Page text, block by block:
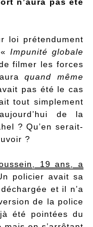
loi prétendument
Impunité globale
filmer les forces
auraquand même
pas été le cas
tout simplement
de la
? Qu’en serait-
?
19 ans, a
policier avait sa
et il n’a
de la police
été pointées du